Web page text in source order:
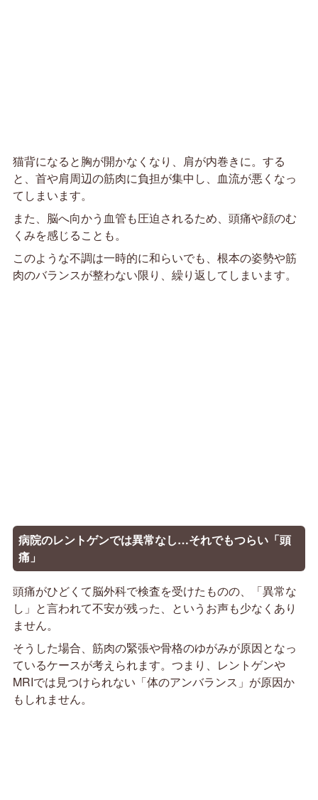
猫背になると胸が開かなくなり、肩が内巻きに。する
と、首や肩周辺の筋肉に負担が集中し、血流が悪くなっ
てしまいます。
また、脳へ向かう血管も圧迫されるため、頭痛や顔のむ
くみを感じることも。
このような不調は一時的に和らいでも、根本の姿勢や筋
肉のバランスが整わない限り、繰り返してしまいます。
病院のレントゲンでは異常なし…それでもつらい「頭
痛」
頭痛がひどくて脳外科で検査を受けたものの、「異常な
し」と言われて不安が残った、というお声も少なくあり
ません。
そうした場合、筋肉の緊張や骨格のゆがみが原因となっ
ているケースが考えられます。つまり、レントゲンや
MRIでは見つけられない「体のアンバランス」が原因か
もしれません。